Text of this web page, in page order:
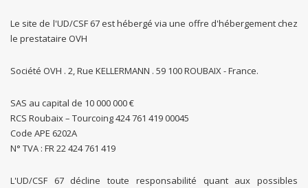
Le site de l'UD/CSF 67 est hébergé via une offre d'hébergement chez
le prestataire OVH
Société OVH . 2, Rue KELLERMANN . 59 100 ROUBAIX - France.
SAS au capital de 10 000 000 €
RCS Roubaix – Tourcoing 424 761 419 00045
Code APE 6202A
N° TVA : FR 22 424 761 419
L'UD/CSF 67 décline toute responsabilité quant aux possibles